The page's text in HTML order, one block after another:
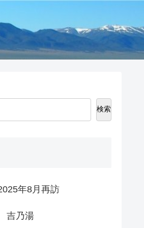
検索
年8月再訪
吉乃湯